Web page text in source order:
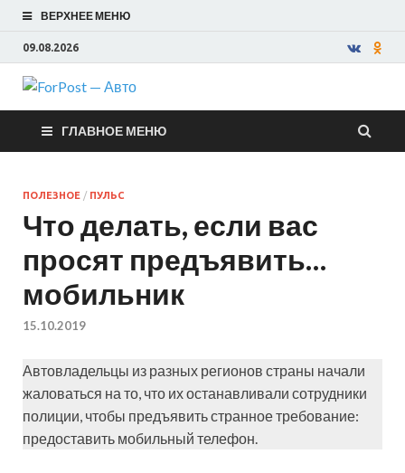
ВЕРХНЕЕ МЕНЮ
09.08.2026
ForPost —
Авто
ГЛАВНОЕ МЕНЮ
ПОЛЕЗНОЕ / ПУЛЬС
Что делать, если вас
просят предъявить…
мобильник
15.10.2019
Автовладельцы из разных регионов страны начали
жаловаться на то, что их останавливали сотрудники
полиции, чтобы предъявить странное требование:
предоставить мобильный телефон.